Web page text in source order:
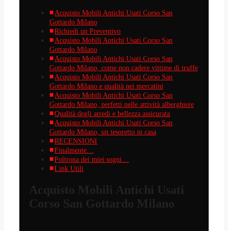
Acquisto Mobili Antichi Usati Corso San
Gottardo Milano
Richiedi un Preventivo
Acquisto Mobili Antichi Usati Corso San
Gottardo Milano
Acquisto Mobili Antichi Usati Corso San
Gottardo Milano, come non cadere vittime di truffe
Acquisto Mobili Antichi Usati Corso San
Gottardo Milano e qualità nei mercatini
Acquisto Mobili Antichi Usati Corso San
Gottardo Milano, perfetti nelle attività alberghiere
Qualità degli arredi e bellezza assicurata
Acquisto Mobili Antichi Usati Corso San
Gottardo Milano, un tesoretto in casa
RECENSIONI
Finalmente…
Poltrona dei miei sogni…
Link Utili
Acquisto Mobili Antichi Usati
Corso San Gottardo Milano